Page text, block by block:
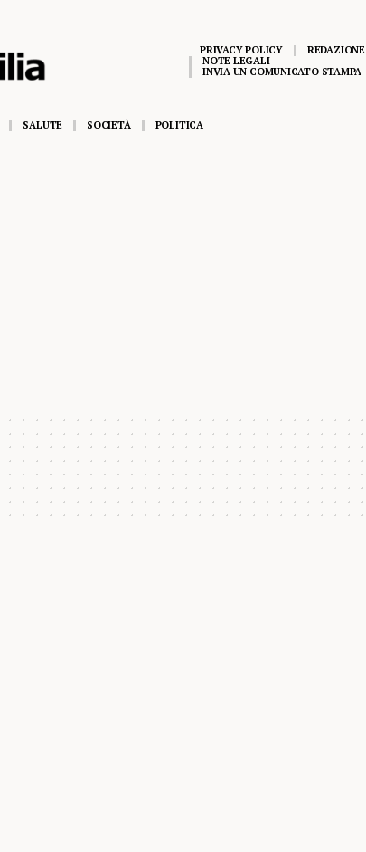
PRIVACY POLICY
REDAZIONE
NOTE LEGALI
INVIA UN COMUNICATO STAMPA
SALUTE SOCIETÀ POLITICA